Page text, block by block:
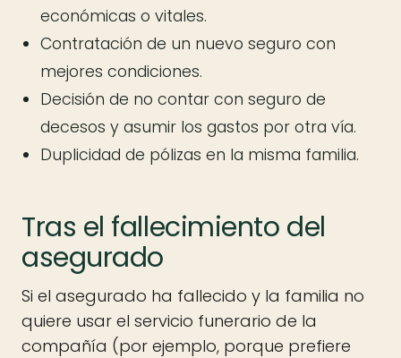
económicas o vitales.
Contratación de un nuevo seguro con
mejores condiciones.
Decisión de no contar con seguro de
decesos y asumir los gastos por otra vía.
Duplicidad de pólizas en la misma familia.
Tras el fallecimiento del
asegurado
Si el asegurado ha fallecido y la familia no
quiere usar el servicio funerario de la
compañía (por ejemplo, porque prefiere